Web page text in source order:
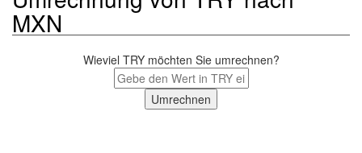
MXN
Wieviel TRY möchten Sie umrechnen?